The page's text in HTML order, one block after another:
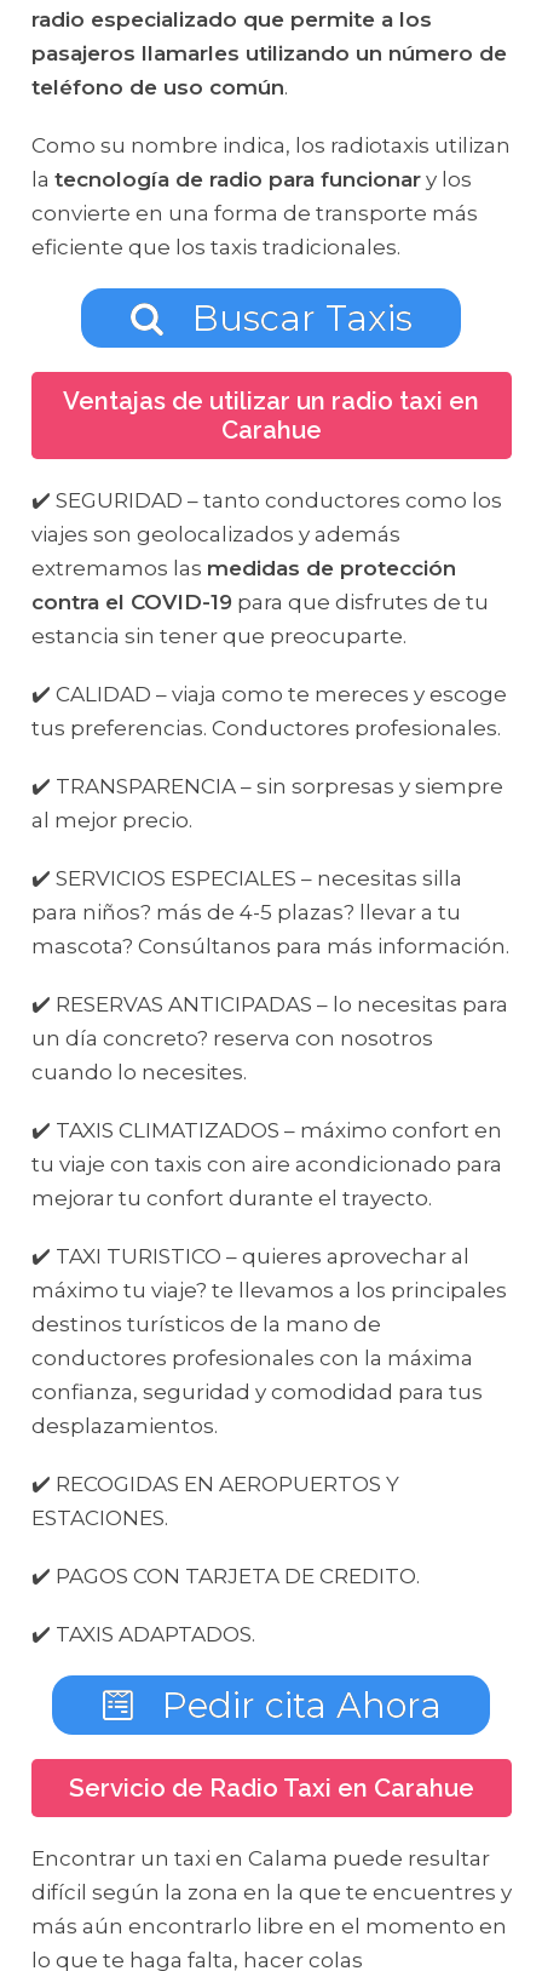
radio especializado que permite a los
pasajeros llamarles utilizando un número de
teléfono de uso común.
Como su nombre indica, los radiotaxis utilizan
la tecnología de radio para funcionary los
convierte en una forma de transporte más
eficiente que los taxis tradicionales.
Buscar Taxis
Ventajas de utilizar un radio taxi en
Carahue
✔️ SEGURIDAD – tanto conductores como los
viajes son geolocalizados y además
extremamos las medidas de protección
contra el COVID-19 para que disfrutes de tu
estancia sin tener que preocuparte.
✔️ CALIDAD – viaja como te mereces y escoge
tus preferencias. Conductores profesionales.
✔️ TRANSPARENCIA – sin sorpresas y siempre
al mejor precio.
✔️ SERVICIOS ESPECIALES – necesitas silla
para niños? más de 4-5 plazas? llevar a tu
mascota? Consúltanos para más información.
✔️ RESERVAS ANTICIPADAS – lo necesitas para
un día concreto? reserva con nosotros
cuando lo necesites.
✔️ TAXIS CLIMATIZADOS – máximo confort en
tu viaje con taxis con aire acondicionado para
mejorar tu confort durante el trayecto.
✔️ TAXI TURISTICO – quieres aprovechar al
máximo tu viaje? te llevamos a los principales
destinos turísticos de la mano de
conductores profesionales con la máxima
confianza, seguridad y comodidad para tus
desplazamientos.
✔️ RECOGIDAS EN AEROPUERTOS Y
ESTACIONES.
✔️ PAGOS CON TARJETA DE CREDITO.
✔️ TAXIS ADAPTADOS.
Pedir cita Ahora
Servicio de Radio Taxi en Carahue
Encontrar un taxi en Calama puede resultar
difícil según la zona en la que te encuentres y
más aún encontrarlo libre en el momento en
lo que te haga falta, hacer colas